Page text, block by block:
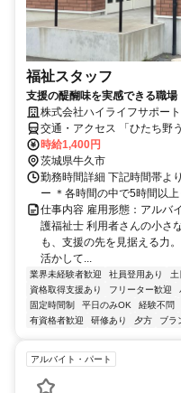
福祉スタッフ
支援の醍醐味を実感できる職
株式会社ハイライフサポー
交通・アクセス 「ひたち野
時給1,400円
茨城県牛久市
勤務時間詳細 下記時間帯よ
ー ＊各時間の中で5時間以
仕事内容 雇用形態：アルバ
護福祉士 利用者さんの小さ
も、支援の先を見据える力
活かして...
業界未経験者歓迎 社員登用あり
資格取得支援あり
フリーター歓迎
固定時間制
平日のみOK 経験不問
有資格者歓迎
研修あり 夕方 ブラ
アルバイト・パート